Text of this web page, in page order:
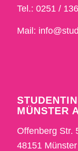
Tel.: 0251 /
Mail:
MÜNSTER
Offenberg Str.
48151 Münster